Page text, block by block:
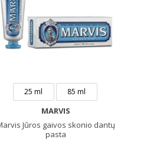
25 ml 85 ml
MARVIS
Jūros gaivos skonio dantų
pasta